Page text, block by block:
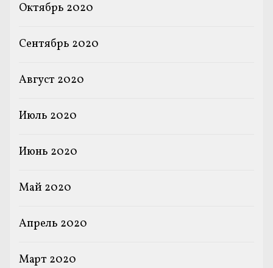
Октябрь 2020
Сентябрь 2020
Август 2020
Июль 2020
Июнь 2020
Май 2020
Апрель 2020
Март 2020